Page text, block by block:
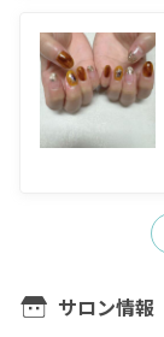
サロン情報